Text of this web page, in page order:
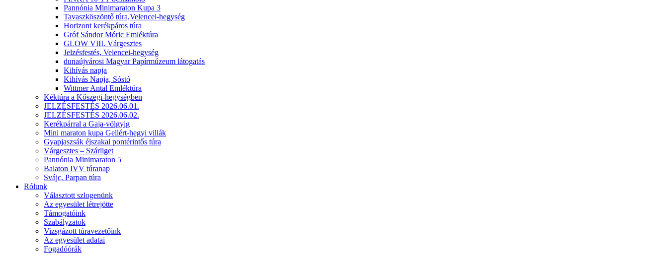
Pannónia Minimaraton Kupa 3
Tavaszköszöntő túra,Velencei-hegység
Horizont kerékpáros túra
Gróf Sándor Móric Emléktúra
GLOW VIII. Várgesztes
Jelzésfestés, Velencei-hegység
dunaújvárosi Magyar Papírmúzeum látogatás
Kihívás napja
Kihívás Napja, Sóstó
Wittmer Antal Emléktúra
Kéktúra a Kőszegi-hegységben
JELZÉSFESTÉS 2026.06.01.
JELZÉSFESTÉS 2026.06.02.
Kerékpárral a Gaja-völgyig
Mini maraton kupa Gellért-hegyi villák
Gyapjaszsák éjszakai pontérintős túra
Várgesztes – Szárliget
Pannónia Minimaraton 5
Balaton IVV túranap
Svájc, Parpan túra
Rólunk
Választott szlogenünk
Az egyesület létrejötte
Támogatóink
Szabályzatok
Vizsgázott túravezetőink
Az egyesület adatai
Fogadóórák